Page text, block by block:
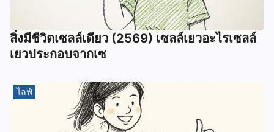
สิ่งมีชีวิตเซลล์เดียว (2569) เซลล์เยวอะไรเซลล์
เยวประกอบจากเซ
ไลฟ์